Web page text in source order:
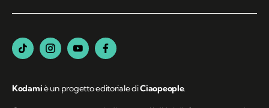
Kodamiè un progetto editoriale diCiaopeople.